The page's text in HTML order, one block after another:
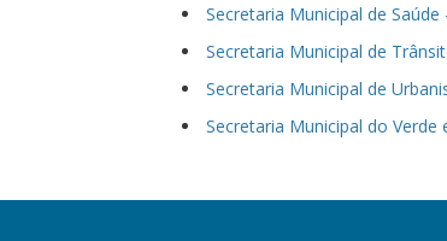
Secretaria Municipal de Saúde
Secretaria Municipal de
Secretaria Municipal de
Secretaria Municipal do